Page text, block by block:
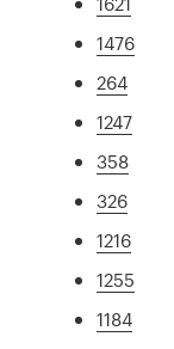
1476
264
1247
358
326
1216
1255
1184